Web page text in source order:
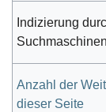
Indizierung
Suchmaschinen
Anzahl der
dieser Seite